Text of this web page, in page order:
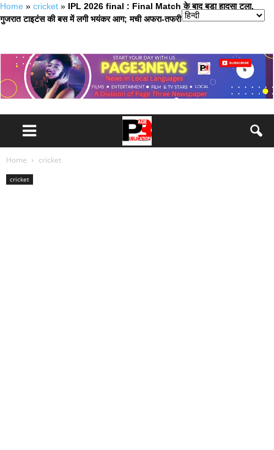
Home » cricket » IPL 2026 final : Final Match के बाद बड़ा हादसा टला,
गुजरात टाइटंस की बस में लगी भयंकर आग; मची अफरा-तफरी
Home cricket
cricket